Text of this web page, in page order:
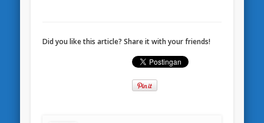
Did you like this article? Share it with your friends!